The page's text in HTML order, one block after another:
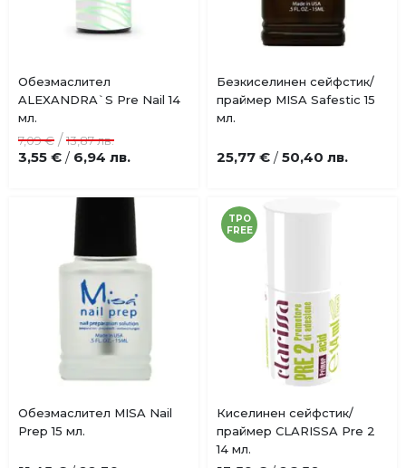
Добави
в
Обезмаслител
ALEXANDRA`S Pre Nail 14
мл.
3,55 € / 6,94 лв.
7,09 € /13,87 лв.
Добави
в
Безкиселинен сейфстик/
праймер MISA Safestic 15
мл.
25,77 € / 50,40 лв.
Купи
Обезмаслител MISA Nail
Prep 15 мл.
TPO
FREE
Добави
в
Купи
Киселинен сейфстик/
праймер CLARISSA Pre 2
14 мл.